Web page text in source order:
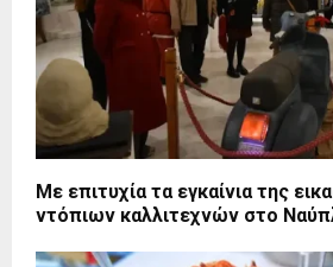
Με επιτυχία τα εγκαίνια της
ντόπιων καλλιτεχνών στο